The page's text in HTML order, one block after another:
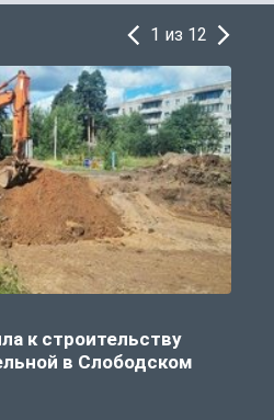
1 из 12
к строительству
в Слободском